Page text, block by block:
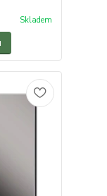
Skladem